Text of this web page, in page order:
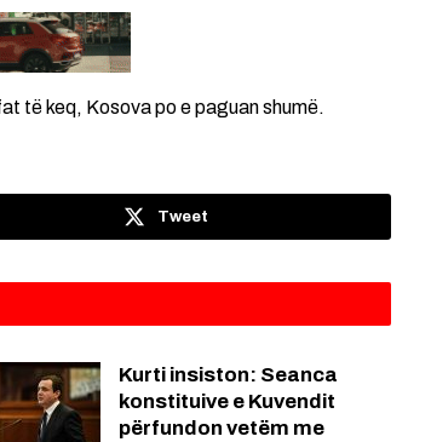
të keq, Kosova po e paguan shumë.
Tweet
Kurti insiston: Seanca
konstituive e Kuvendit
përfundon vetëm me